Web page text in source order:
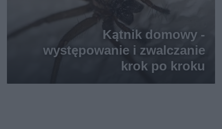
Kątnik domowy -
występowanie i zwalczanie
krok po kroku